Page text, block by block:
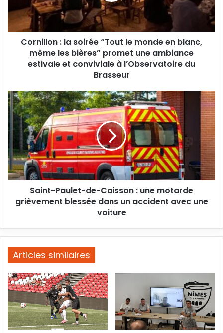
monde
blanc,
même
bières”
ambiance
estivale
et
conviviale
l’Observatoire
du
Brasseur
Cornillon : la soirée “Tout le monde en blanc,
même les bières” promet une ambiance
estivale et conviviale à l’Observatoire du
Brasseur
Saint-
Paulet-
de-
Caisson
une
motarde
grièvement
blessée
Saint-Paulet-de-Caisson : une motarde
grièvement blessée dans un accident avec une
voiture
Articles similaires